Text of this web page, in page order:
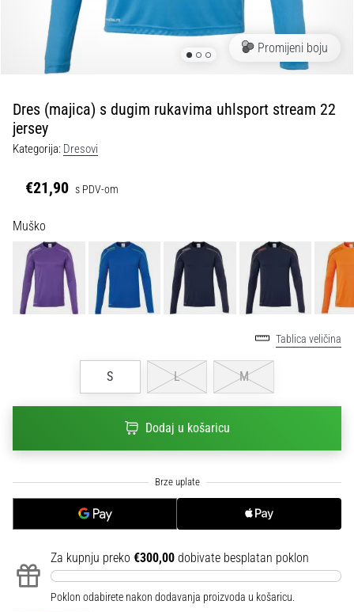
obradu
sportske
opreme
1. 7. 2025
•
1 min. čitanja
Play
for
More
Victories
Pripremi
se
za
ženski
Nike,
i
utakmice,
gola…
Promijeni boju
Dres (majica) s dugim rukavima uhlsport stream 22
jersey
Kategorija: Dresovi
€21,90 s PDV-om
Muško
Tablica veličina
S L M
Dodaj u košaricu
Za kupnju preko €300,00 dobivate besplatan poklon
Poklon odabirete nakon dodavanja proizvoda u košaricu.